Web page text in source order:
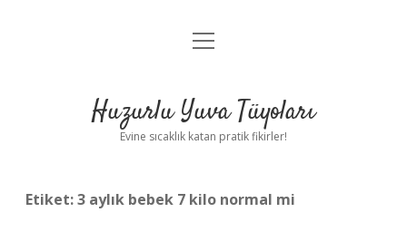
Anasayfa
Yasal Uyarı
menüyü
Huzurlu Yuva Tüyoları
Evine sıcaklık katan pratik fikirler!
Etiket:3 aylık bebek 7 kilo normal mi